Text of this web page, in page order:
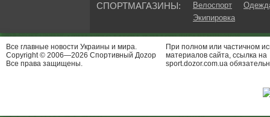
СПОРТМАГАЗИНЫ: Велоспорт
Экипировка
Все главные новости Украины и мира.
Copyright © 2006—2026 Спортивный Доzор
Все права защищены.
При полном или частичном
материалов сайта, ссылка на
sport.dozor.com.ua